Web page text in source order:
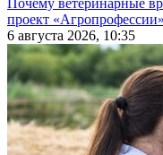
проект «Агропрофессии»
6 августа 2026, 10:35